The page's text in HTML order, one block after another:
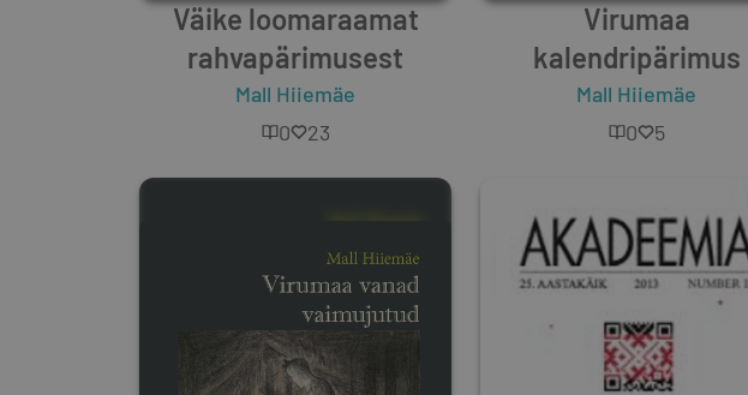
Väike loomaraamat
rahvapärimusest
Mall Hiiemäe
0
23
Virumaa
kalendripärimus
Mall Hiiemäe
0
5